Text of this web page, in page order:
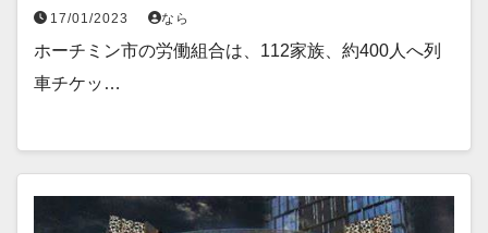
17/01/2023 なら
ホーチミン市の労働組合は、112家族、約400人へ列
車チケッ…